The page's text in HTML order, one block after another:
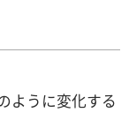
ように変化する